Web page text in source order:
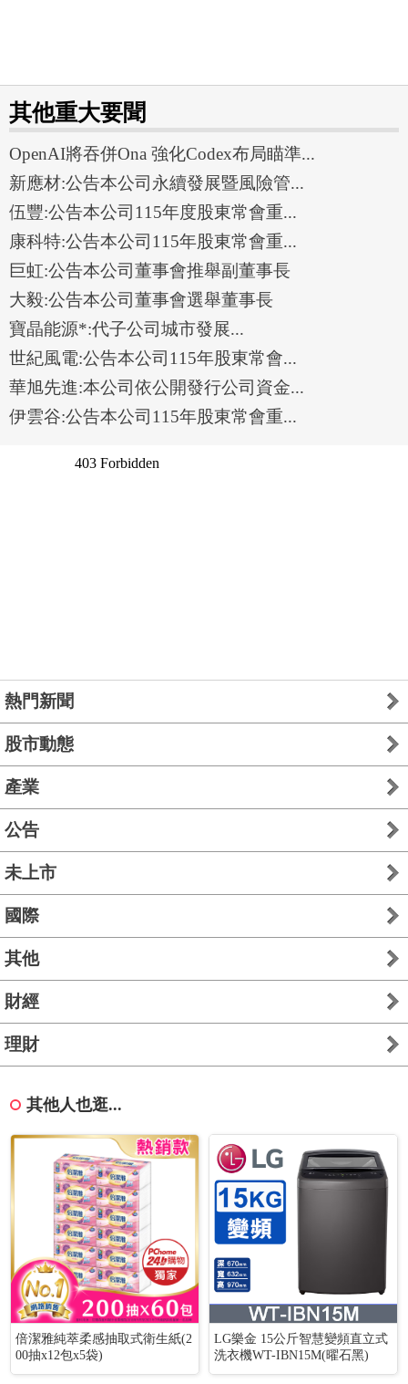
其他重大要聞
OpenAI將吞併Ona 強化Codex布局瞄準...
新應材:公告本公司永續發展暨風險管...
伍豐:公告本公司115年度股東常會重...
康科特:公告本公司115年股東常會重...
巨虹:公告本公司董事會推舉副董事長
大毅:公告本公司董事會選舉董事長
寶晶能源*:代⼦公司城市發展...
世紀風電:公告本公司115年股東常會...
華旭先進:本公司依公開發行公司資金...
伊雲谷:公告本公司115年股東常會重...
熱門新聞
股市動態
產業
公告
未上市
國際
其他
財經
理財
其他人也逛...
倍潔雅純萃柔感抽取式衛生紙(2
00抽x12包x5袋)
LG樂金 15公斤智慧變頻直立式
洗衣機WT-IBN15M(曜石黑)